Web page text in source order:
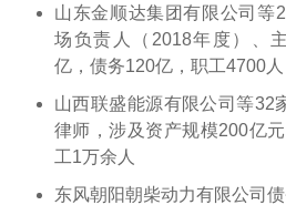
山东金顺达集团有限公司等
场负责人（2018年度）、
亿，债务120亿，职工4700
山西联盛能源有限公司等32
律师，涉及资产规模200亿
工1万余人
东风朝阳朝柴动力有限公司